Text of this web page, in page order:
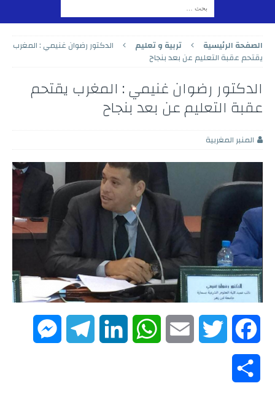
الصفحة الرئيسية تربية و تعليم
الدكتور رضوان غنيمي : المغرب
يقتحم عقبة التعليم عن بعد بنجاح
الدكتور رضوان غنيمي : المغرب يقتحم
عقبة التعليم عن بعد بنجاح
المنبر المغربية